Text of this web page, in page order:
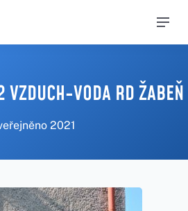
VODA RD ŽABEŇ
2021